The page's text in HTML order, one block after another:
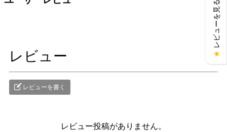
レビュー
レビューを書く
レビュー投稿がありません。
★
レビューを見る